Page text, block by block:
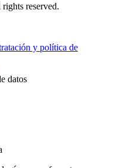
reserved.
y política de
datos